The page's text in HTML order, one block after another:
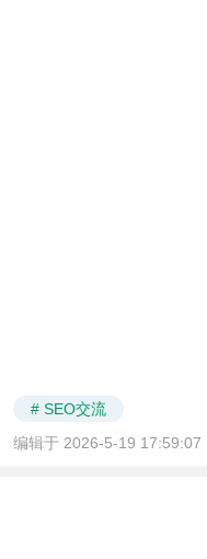
# SEO交流
编辑于 2026-5-19 17:59:07